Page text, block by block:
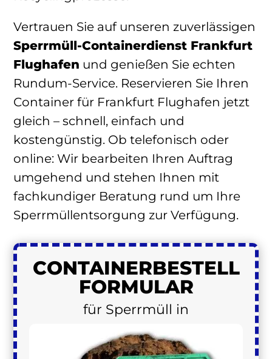
Vertrauen Sie auf unseren zuverlässigen
Sperrmüll-Containerdienst Frankfurt
Flughafen und genießen Sie echten
Rundum-Service. Reservieren Sie Ihren
Container für Frankfurt Flughafen jetzt
gleich – schnell, einfach und
kostengünstig. Ob telefonisch oder
online: Wir bearbeiten Ihren Auftrag
umgehend und stehen Ihnen mit
fachkundiger Beratung rund um Ihre
Sperrmüllentsorgung zur Verfügung.
CONTAINERBESTELL
FORMULAR
für Sperrmüll in